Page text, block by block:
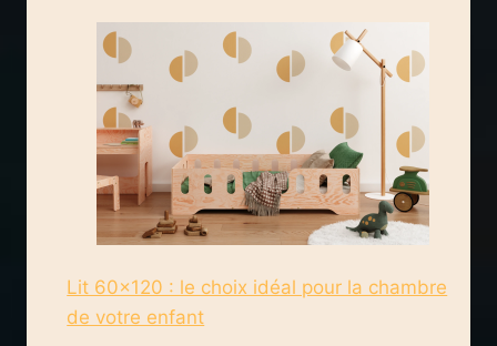
Lit 60×120 : le choix idéal pour la chambre
de votre enfant